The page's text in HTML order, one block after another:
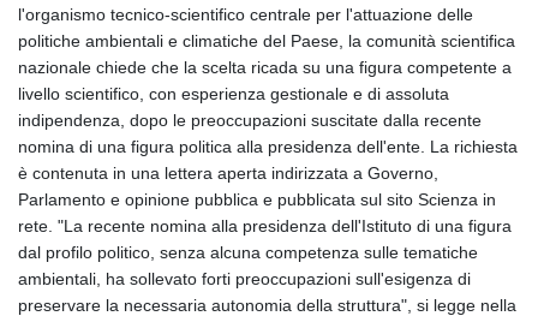
l'organismo tecnico‑scientifico centrale per l'attuazione delle
politiche ambientali e climatiche del Paese, la comunità scientifica
nazionale chiede che la scelta ricada su una figura competente a
livello scientifico, con esperienza gestionale e di assoluta
indipendenza, dopo le preoccupazioni suscitate dalla recente
nomina di una figura politica alla presidenza dell'ente. La richiesta
è contenuta in una lettera aperta indirizzata a Governo,
Parlamento e opinione pubblica e pubblicata sul sito Scienza in
rete. "La recente nomina alla presidenza dell'Istituto di una figura
dal profilo politico, senza alcuna competenza sulle tematiche
ambientali, ha sollevato forti preoccupazioni sull'esigenza di
preservare la necessaria autonomia della struttura", si legge nella